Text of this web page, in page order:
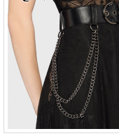
現貨商品